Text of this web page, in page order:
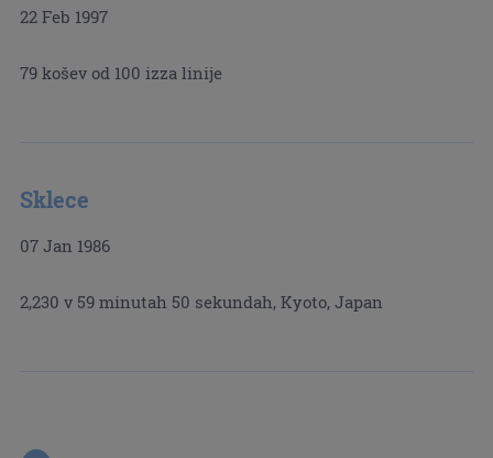
22 Feb 1997
79 košev od 100 izza linije
Sklece
07 Jan 1986
2,230 v 59 minutah 50 sekundah, Kyoto, Japan